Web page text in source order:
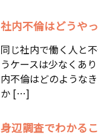
社内不倫はどうや
同じ社内で働く人と
うケースは少なくあ
内不倫はどのような
か […]
身辺調査でわかる